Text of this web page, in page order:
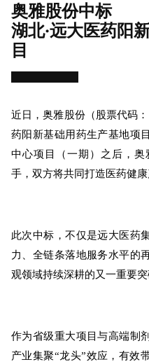
奥雅股份中标
湖北·远大医药阳
目
近日，奥雅股份（股票代码
药阳新基础用药生产基地项
中心项目（一期）之后，
手，双方将共同打造医药健康
此次中标，不仅是远大医药
力、全链条落地服务水平的
观领域持续深耕的又一重要突
作为省级重大项目与高端制
产业集聚“龙头”效应，有效